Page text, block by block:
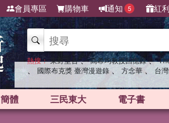
會員專區 購物車 通知 5 紅
熱搜： 東野圭吾 、 高希均教授回憶錄 、
、 國際布克獎 臺灣漫遊錄 、 方念華 、 台
簡體 三民東大 電子書